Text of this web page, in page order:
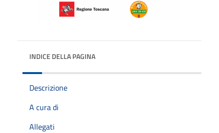
INDICE DELLA PAGINA
Descrizione
A cura di
Allegati